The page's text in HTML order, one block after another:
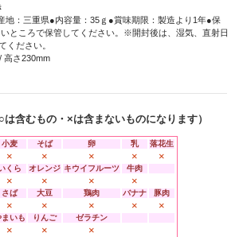
地：三重県●内容量：35ｇ●賞味期限：製造より1年●保
ところで保管してください。※開封後は、湿気、直射日
ください。
高さ230mm
含むもの・×は含まないものになります）
小麦 そば 卵 乳 落花生
× × × × ×
くら オレンジ キウイフルーツ 牛肉
× × × ×
さば 大豆 鶏肉 バナナ 豚肉
× × × × ×
まいも りんご ゼラチン
× × ×